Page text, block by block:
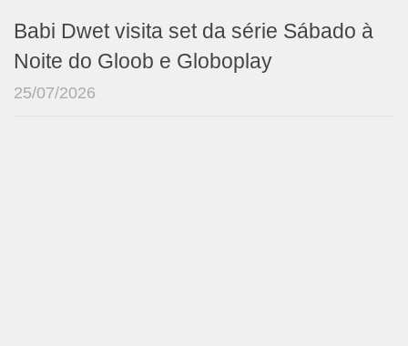
Babi Dwet visita set da série Sábado à
Noite do Gloob e Globoplay
25/07/2026